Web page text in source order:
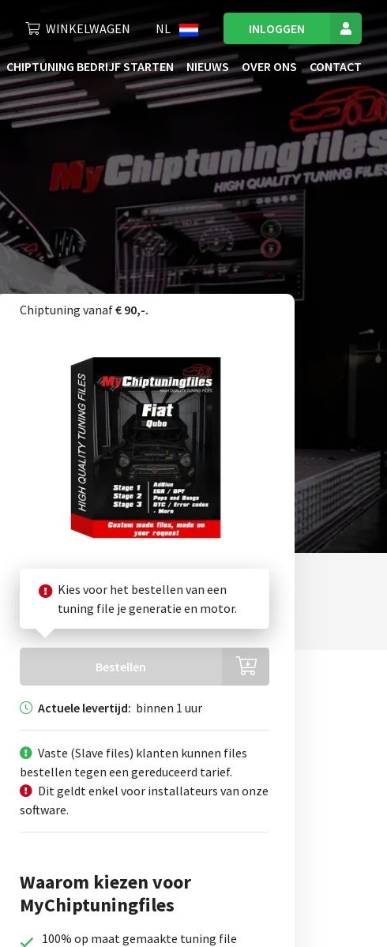
WINKELWAGEN NL INLOGGEN
CHIPTUNING BEDRIJF STARTEN NIEUWS OVER ONS CONTACT
Chiptuning vanaf€ 90,-.
Kies voor het bestellen van een
tuning file je generatie en motor.
Bestellen
Actuele levertijd: binnen 1 uur
Vaste (Slave files) klanten kunnen files
bestellen tegen een gereduceerd tarief.
Dit geldt enkel voor installateurs van onze
software.
Waarom kiezen voor
MyChiptuningfiles
100% op maat gemaakte tuning file